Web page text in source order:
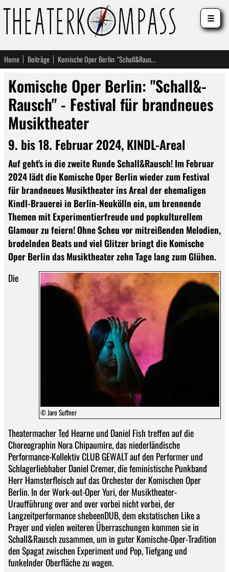
Home Beiträge Komische Oper Berlin: "Schall­&­Rausch" - Festival für brandneues Musiktheater
Komische Oper Berlin: "Schall­&­
Rausch" - Festival für brandneues
Musiktheater
9. bis 18. Februar 2024, KINDL-Areal
Auf geht’s in die zweite Runde Schall&Rausch! Im Februar
2024 lädt die Komische Oper Berlin wieder zum Festival
für brandneues Musiktheater ins Areal der ehemaligen
Kindl-Brauerei in Berlin-Neukölln ein, um brennende
Themen mit Experimentierfreude und popkulturellem
Glamour zu feiern! Ohne Scheu vor mitreißenden Melodien,
brodelnden Beats und viel Glitzer bringt die Komische
Oper Berlin das Musiktheater zehn Tage lang zum Glühen.
© Jaro Suffner
Die
Theatermacher Ted Hearne und Daniel Fish treffen auf die
Choreographin Nora Chipaumire, das niederländische
Performance-Kollektiv CLUB GEWALT auf den Performer und
Schlagerliebhaber Daniel Cremer, die feministische Punkband
Herr Hamsterfleisch auf das Orchester der Komischen Oper
Berlin. In der Work-out-Oper Yuri, der Musiktheater-
Uraufführung over and over vorbei nicht vorbei, der
Langzeitperformance shebeenDUB, dem ekstatischen Like a
Prayer und vielen weiteren Überraschungen kommen sie in
Schall&Rausch zusammen, um in guter Komische-Oper-Tradition
den Spagat zwischen Experiment und Pop, Tiefgang und
funkelnder Oberfläche zu wagen.
☰